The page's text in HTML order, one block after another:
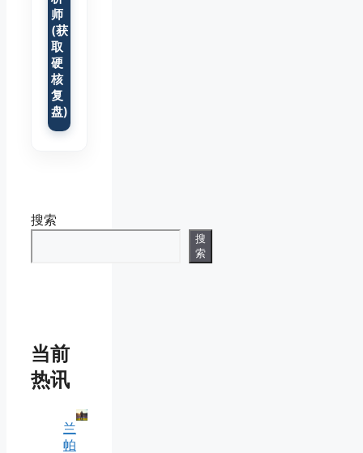
师
(获
取
硬
核
复
盘)
搜索
搜
索
当前
热讯
兰
帕